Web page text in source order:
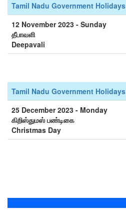
Tamil Nadu Government
12 November 2023 - Sunday
தீபாவளி
Deepavali
Tamil Nadu Government
25 December 2023 - Monday
கிறிஸ்துமஸ் பண்டிகை
Christmas Day